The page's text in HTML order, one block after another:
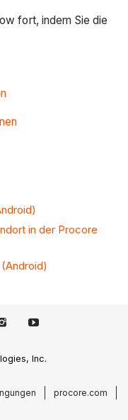
fort, indem Sie die
in der Procore
Inc.
procore.com